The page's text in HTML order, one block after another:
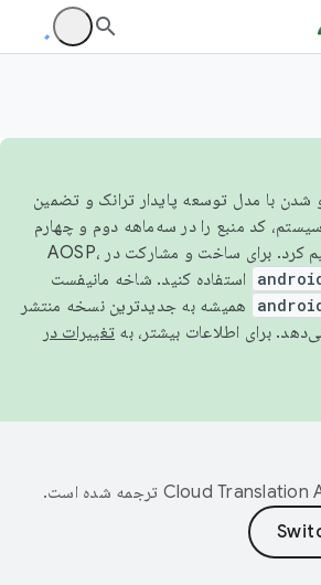
همسو شدن با مدل توسعه پایدار ترانک و تضمین
کد منبع را در سه‌ماهه دوم و چهارم
استفاده کنید. شاخه مانیفست
همیشه به جدیدترین نسخه منتشر
تغییرات در
ترجمه شده است.